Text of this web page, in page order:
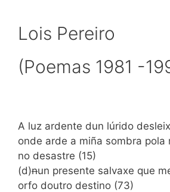
Lois Pereiro
(Poemas 1981 -
A luz ardente dun lúrido
onde arde a miña sombra pola
no desastre (15)
(d)nun presente salvaxe que
orfo doutro destino (73)